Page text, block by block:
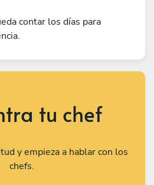
contar los días para
tu chef
y empieza a hablar con los
chefs.